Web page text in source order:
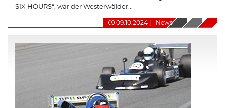
SIX HOURS“, war der Westerwälder...
09.10.2024 News